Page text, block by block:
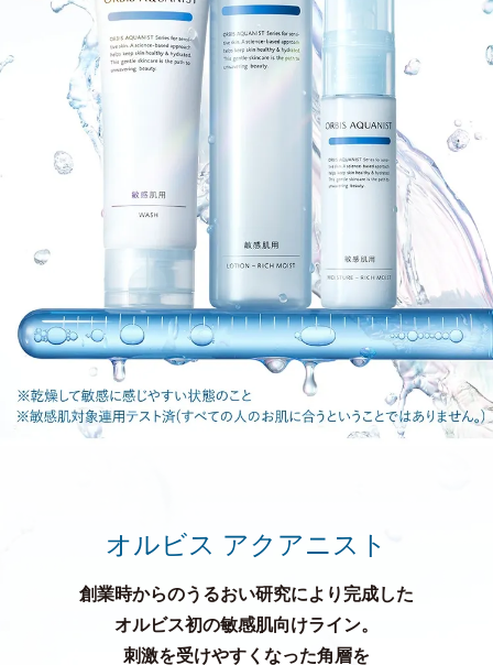
オルビス アクアニスト
創業時からのうるおい研究により完成した
オルビス初の敏感肌向けライン。
刺激を受けやすくなった角層を